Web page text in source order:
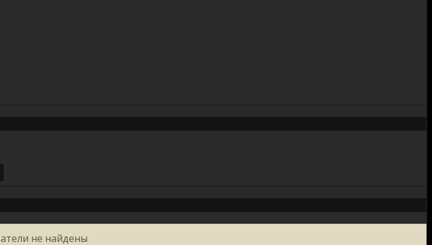
не найдены